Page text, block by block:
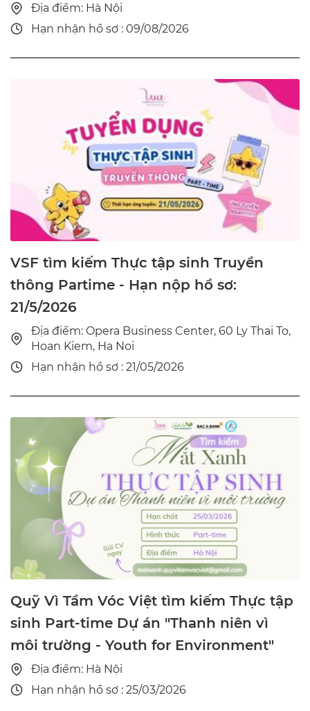
Địa điểm: Hà Nội
Hạn nhận hồ sơ : 09/08/2026
VSF tìm kiếm Thực tập sinh Truyền
thông Partime - Hạn nộp hồ sơ:
21/5/2026
Địa điểm: Opera Business Center, 60 Ly Thai To,
Hoan Kiem, Ha Noi
Hạn nhận hồ sơ : 21/05/2026
Quỹ Vì Tầm Vóc Việt tìm kiếm Thực tập
sinh Part-time Dự án "Thanh niên vì
môi trường - Youth for Environment"
Địa điểm: Hà Nội
Hạn nhận hồ sơ : 25/03/2026